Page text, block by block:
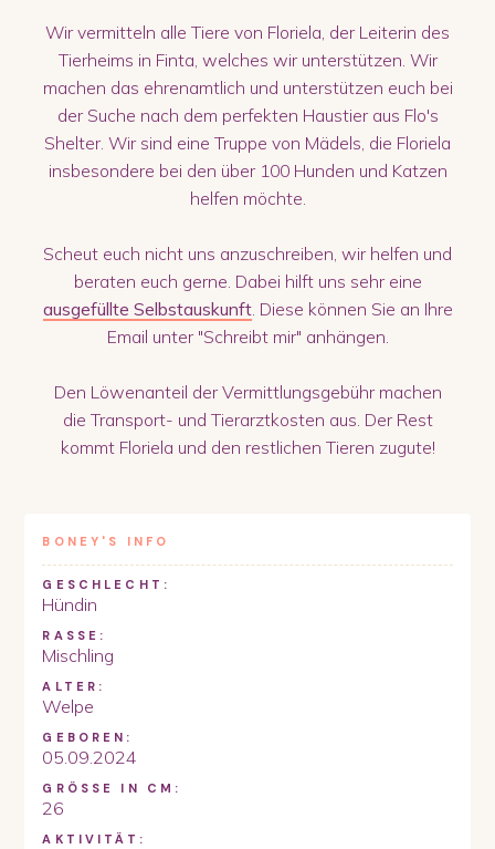
Wir vermitteln alle Tiere von Floriela, der Leiterin des
Tierheims in Finta, welches wir unterstützen. Wir
machen das ehrenamtlich und unterstützen euch bei
der Suche nach dem perfekten Haustier aus Flo's
Shelter. Wir sind eine Truppe von Mädels, die Floriela
insbesondere bei den über 100 Hunden und Katzen
helfen möchte.
Scheut euch nicht uns anzuschreiben, wir helfen und
beraten euch gerne. Dabei hilft uns sehr eine
ausgefüllte Selbstauskunft. Diese können Sie an Ihre
Email unter "Schreibt mir" anhängen.
Den Löwenanteil der Vermittlungsgebühr machen
die Transport- und Tierarztkosten aus. Der Rest
kommt Floriela und den restlichen Tieren zugute!
BONEY 'S INFO
GESCHLECHT:
Hündin
RASSE:
Mischling
ALTER:
Welpe
GEBOREN:
05.09.2024
GRÖSSE IN CM:
26
AKTIVITÄT: